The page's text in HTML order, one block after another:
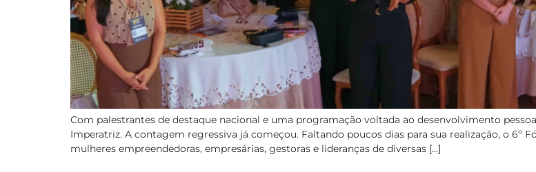
Com palestrantes de destaque nacional e uma programação voltada ao desenvolvimento
Imperatriz. A contagem regressiva já começou. Faltando poucos dias para sua realização, o 6º
mulheres empreendedoras, empresárias, gestoras e lideranças de diversas […]